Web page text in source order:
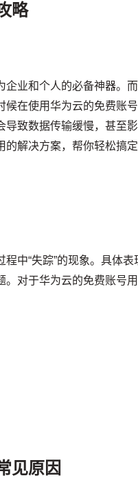
略
业和个人的必备神器。
候在使用华为云的免费
致数据传输缓慢，甚至
解决方案，帮你轻松搞定
中“失踪”的现象。具体
对于华为云的免费账号
见原因